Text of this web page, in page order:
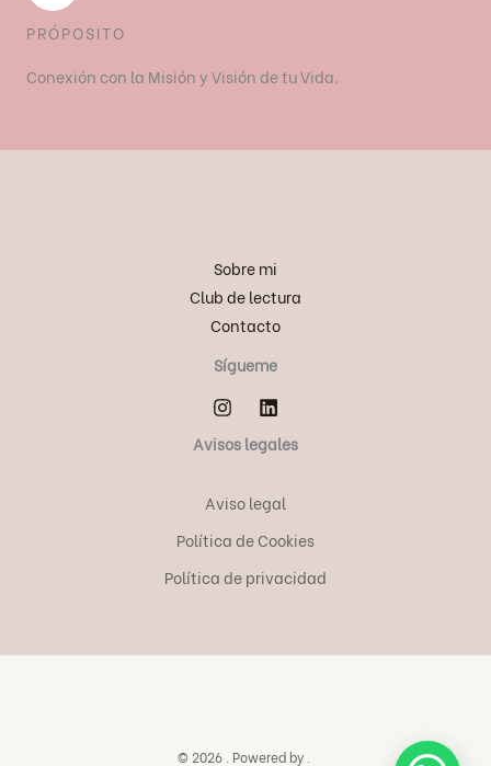
PRÓPOSITO
Conexión con la Misión y Visión de tu Vida.
Sobre mi
Club de lectura
Contacto
Sígueme
Avisos legales
Aviso legal
Política de Cookies
Política de privacidad
© 2026 . Powered by .